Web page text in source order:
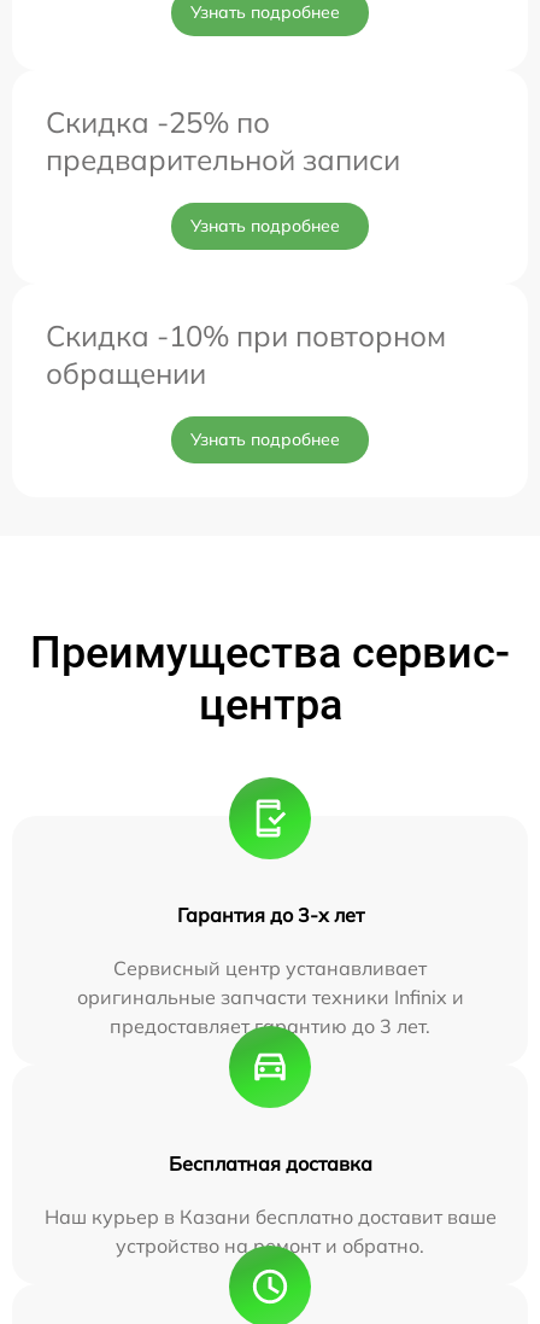
Узнать подробнее
Скидка -25% по
предварительной записи
Узнать подробнее
Скидка -10% при повторном
обращении
Узнать подробнее
Преимущества сервис-
центра
Гарантия до 3-х лет
Сервисный центр устанавливает
оригинальные запчасти техники Infinix и
предоставляет гарантию до 3 лет.
Бесплатная доставка
Наш курьер в Казани бесплатно доставит ваше
устройство на ремонт и обратно.